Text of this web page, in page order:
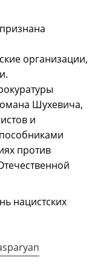
организации,
Шухевича,
и
против
нацистских